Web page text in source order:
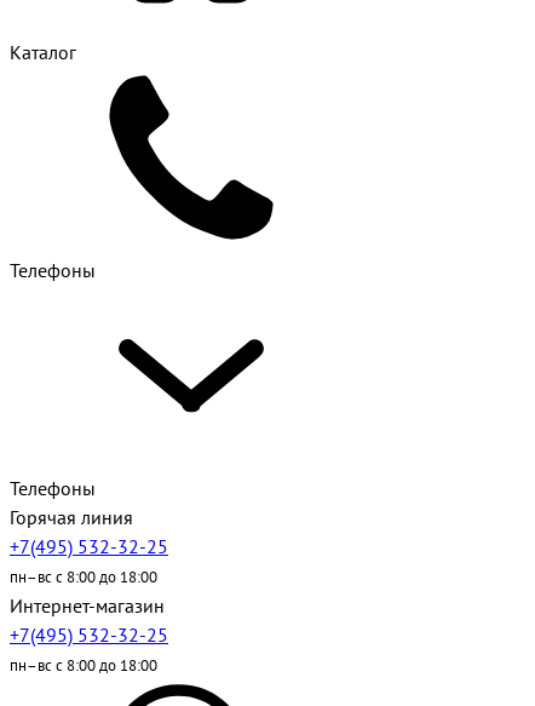
Каталог
Телефоны
Телефоны
Горячая линия
+7(495) 532-32-25
пн–вс с 8:00 до 18:00
Интернет-магазин
+7(495) 532-32-25
пн–вс с 8:00 до 18:00